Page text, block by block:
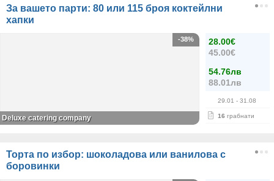
За вашето парти: 80 или 115 броя коктейлни
хапки
28.00€
45.00€
54.76лв
88.01лв
29.01 - 31.08
16 грабнати
-38%
Deluxe catering company
Торта по избор: шоколадова или ванилова с
боровинки